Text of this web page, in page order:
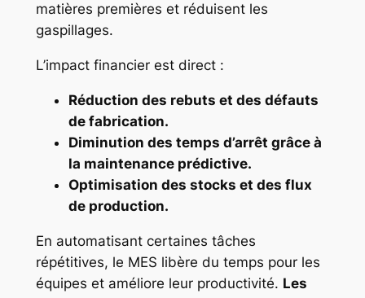
matières premières et réduisent les
gaspillages.
L’impact financier est direct :
Réduction des rebuts et des défauts
de fabrication.
Diminution des temps d’arrêt grâce à
la maintenance prédictive.
Optimisation des stocks et des flux
de production.
En automatisant certaines tâches
répétitives, le MES libère du temps pour les
équipes et améliore leur productivité. Les